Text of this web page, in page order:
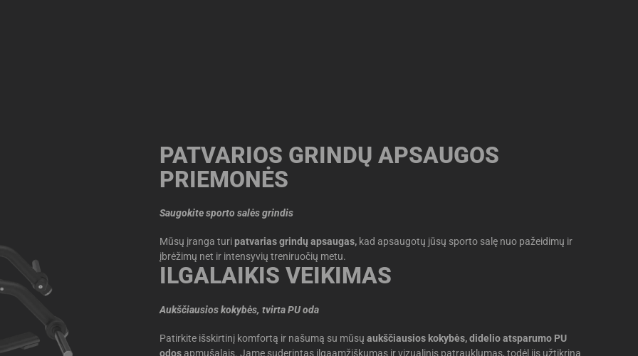
PATVARIOS GRINDŲ APSAUGOS
PRIEMONĖS
Saugokite sporto salės grindis
Mūsų įranga turipatvarias grindų apsaugas, kad apsaugotų jūsų sporto salę nuo pažeidimų ir
įbrėžimų net ir intensyvių treniruočių metu.
ILGALAIKIS VEIKIMAS
Aukščiausios kokybės, tvirta PU oda
Patirkite išskirtinį komfortą ir našumą su mūsų aukščiausios kokybės, didelio atsparumo PU
odosapmušalais. Jame suderintas ilgaamžiškumas ir vizualinis patrauklumas, todėl jis užtikrina